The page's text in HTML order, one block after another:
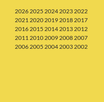
20262025 202420232022
20212020201920182017
20162015 201420132012
20112010200920082007
20062005 200420032002